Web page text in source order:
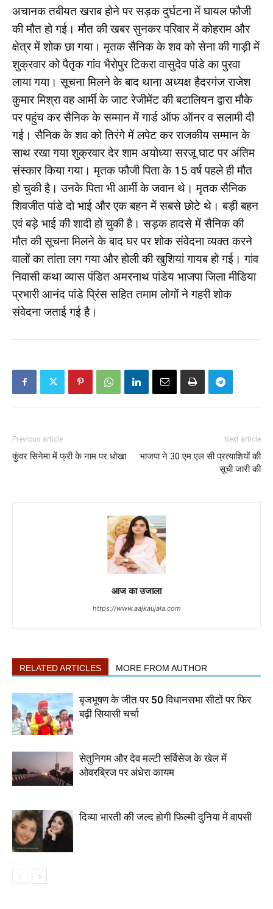
अचानक तबीयत खराब होने पर सड़क दुर्घटना में घायल फौजी
की मौत हो गई। मौत की खबर सुनकर परिवार में कोहराम और
क्षेत्र में शोक छा गया। मृतक सैनिक के शव को सेना की गाड़ी में
शुक्रवार को पैतृक गांव भैरोपुर टिकरा वासुदेव पांडे का पुरवा
लाया गया। सूचना मिलने के बाद थाना अध्यक्ष हैदरगंज राजेश
कुमार मिश्रा वह आर्मी के जाट रेजीमेंट की बटालियन द्वारा मौके
पर पहुंच कर सैनिक के सम्मान में गार्ड ऑफ ऑनर व सलामी दी
गई। सैनिक के शव को तिरंगे में लपेट कर राजकीय सम्मान के
साथ रखा गया शुक्रवार देर शाम अयोध्या सरजू घाट पर अंतिम
संस्कार किया गया। मृतक फौजी पिता के 15 वर्ष पहले ही मौत
हो चुकी है। उनके पिता भी आर्मी के जवान थे। मृतक सैनिक
शिवजीत पांडे दो भाई और एक बहन में सबसे छोटे थे। बड़ी बहन
एवं बड़े भाई की शादी हो चुकी है। सड़क हादसे में सैनिक की
मौत की सूचना मिलने के बाद घर पर शोक संवेदना व्यक्त करने
वालों का तांता लग गया और होली की खुशियां गायब हो गई। गांव
निवासी कथा व्यास पंडित अमरनाथ पांडेय भाजपा जिला मीडिया
प्रभारी आनंद पांडे प्रिंस सहित तमाम लोगों ने गहरी शोक
संवेदना जताई गई है।
Previous article
कुंवर सिनेमा में फ्री के नाम पर धोखा
Next article
भाजपा ने 30 एम एल सी प्रत्याशियों की
सूची जारी की
आज का उजाला
https://www.aajkaujala.com
RELATED ARTICLES MORE FROM AUTHOR
बृजभूषण के जीत पर 50 विधानसभा सीटों पर फिर
बढ़ी सियासी चर्चा
सेतुनिगम और देव मल्टी सर्विसेज के खेल में
ओवरब्रिज पर अंधेरा कायम
दिव्या भारती की जल्द होगी फिल्मी दुनिया में वापसी